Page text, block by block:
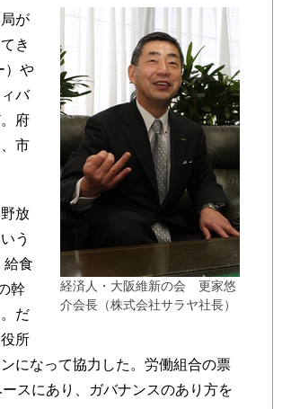
経済人・大阪維新の会 更家悠
介会長（株式会社サラヤ社長）
が
き
）や
バ
府
市
放
う
給食
幹
だ
所
になって協力した。労働組合の票
スにあり、ガバナンスのあり方を